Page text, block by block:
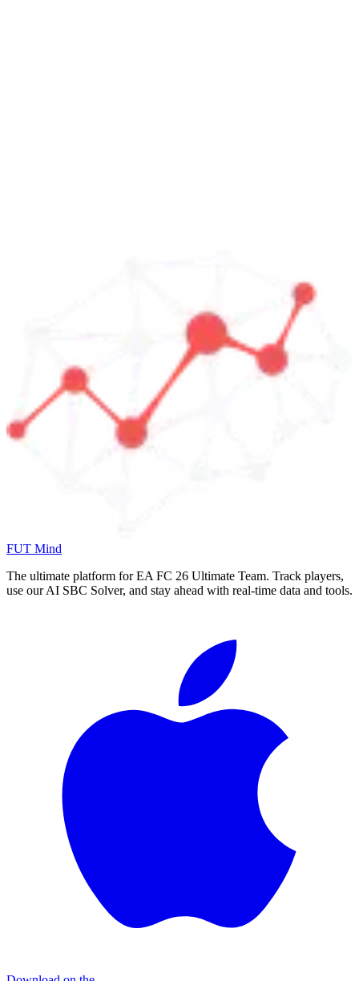
FUT Mind
The ultimate platform for EA FC 26 Ultimate Team. Track players,
use our AI SBC Solver, and stay ahead with real-time data and tools.